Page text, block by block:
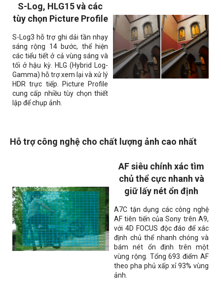
S-Log, HLG15 và các
tùy chọn Picture Profile
S-Log3 hỗ trợ ghi dải tần nhạy
sáng rộng 14 bước, thể hiện
các tiểu tiết ở cả vùng sáng và
tối ở hậu kỳ. HLG (Hybrid Log-
Gamma) hỗ trợ xem lại và xử lý
HDR trực tiếp. Picture Profile
cung cấp nhiều tùy chọn thiết
lập để chụp ảnh.
Hỗ trợ công nghệ cho chất lượng ảnh cao nhất
AF siêu chính xác tìm
chủ thể cực nhanh và
giữ lấy nét ổn định
A7C tận dụng các công nghệ
AF tiên tiến của Sony trên A9,
với 4D FOCUS độc đáo để xác
định chủ thể nhanh chóng và
bám nét ổn định trên một
vùng rộng. Tổng 693 điểm AF
theo pha phủ xấp xỉ 93% vùng
ảnh.